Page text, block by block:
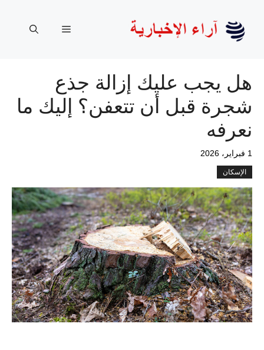
المحتوى
القائمة
هل يجب عليك إزالة جذع
شجرة قبل أن تتعفن؟ إليك ما
نعرفه
1 فبراير، 2026
الإسكان